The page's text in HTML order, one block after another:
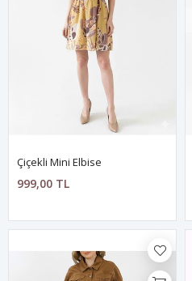
Çiçekli Mini Elbise
999,00 TL